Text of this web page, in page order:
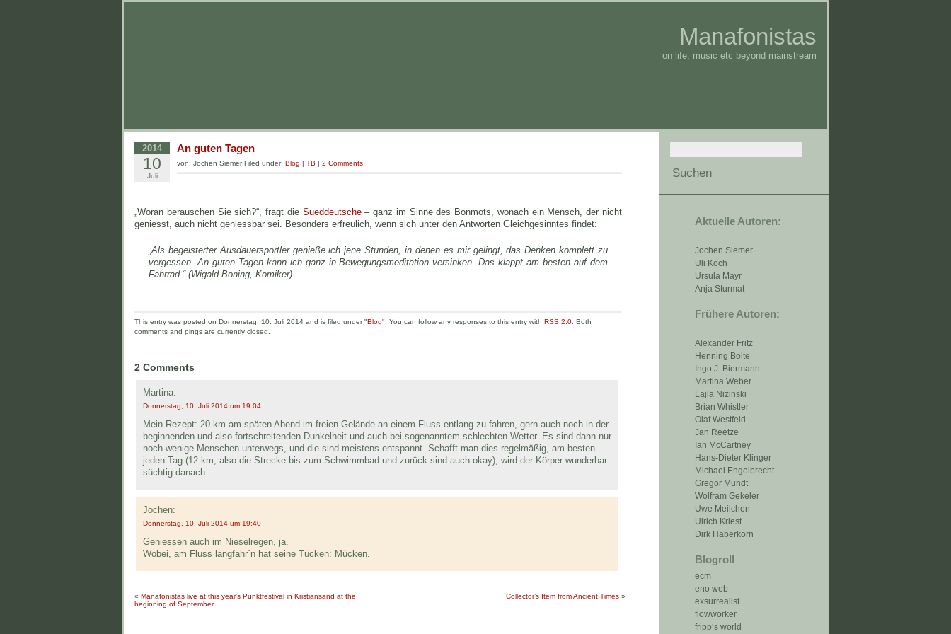
Manafonistas
on life, music etc beyond mainstream
Aktuelle Autoren:
Jochen Siemer
Uli Koch
Ursula Mayr
Anja Sturmat
Frühere Autoren:
Alexander Fritz
Henning Bolte
Ingo J. Biermann
Martina Weber
Lajla Nizinski
Brian Whistler
Olaf Westfeld
Jan Reetze
Ian McCartney
Hans-Dieter Klinger
Michael Engelbrecht
Gregor Mundt
Wolfram Gekeler
Uwe Meilchen
Ulrich Kriest
Dirk Haberkorn
Blogroll
ecm
eno web
exsurrealist
flowworker
fripp‘s world
2014
10
Juli
An guten Tagen
von: Jochen Siemer Filed under: Blog | TB | 2 Comments
„Woran berauschen Sie sich?“, fragt die Sueddeutsche– ganz im Sinne des Bonmots, wonach ein Mensch, der nicht
geniesst, auch nicht geniessbar sei. Besonders erfreulich, wenn sich unter den Antworten Gleichgesinntes findet:
„Als begeisterter Ausdauersportler genieße ich jene Stunden, in denen es mir gelingt, das Denken komplett zu
vergessen. An guten Tagen kann ich ganz in Bewegungsmeditation versinken. Das klappt am besten auf dem
Fahrrad.“ (Wigald Boning, Komiker)
This entry was posted on Donnerstag, 10. Juli 2014 and is filed under "Blog". You can follow any responses to this entry with RSS 2.0 . Both
comments and pings are currently closed.
2 Comments
Martina:
Donnerstag, 10. Juli 2014 um 19:04
Mein Rezept: 20 km am späten Abend im freien Gelände an einem Fluss entlang zu fahren, gern auch noch in der
beginnenden und also fortschreitenden Dunkelheit und auch bei sogenanntem schlechten Wetter. Es sind dann nur
noch wenige Menschen unterwegs, und die sind meistens entspannt. Schafft man dies regelmäßig, am besten
jeden Tag (12 km, also die Strecke bis zum Schwimmbad und zurück sind auch okay), wird der Körper wunderbar
süchtig danach.
Jochen:
Donnerstag, 10. Juli 2014 um 19:40
Geniessen auch im Nieselregen, ja.
Wobei, am Fluss langfahr´n hat seine Tücken: Mücken.
Collector’s Item from Ancient Times »
« Manafonistas live at this year’s Punktfestival in Kristiansand at the
beginning of September